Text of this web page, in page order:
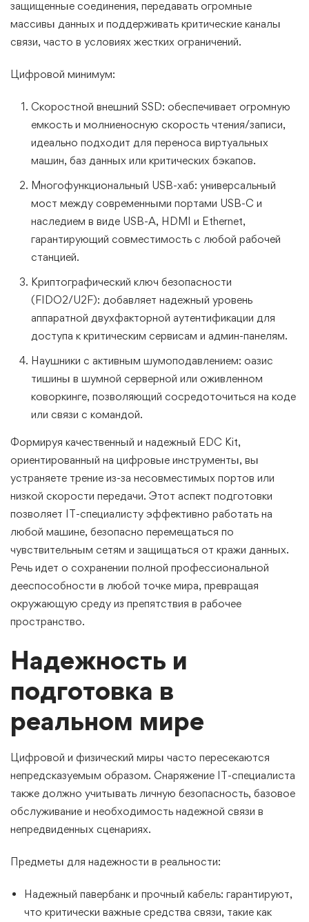
защищенные соединения, передавать огромные
массивы данных и поддерживать критические каналы
связи, часто в условиях жестких ограничений.
Цифровой минимум:
Скоростной внешний SSD: обеспечивает огромную
емкость и молниеносную скорость чтения/записи,
идеально подходит для переноса виртуальных
машин, баз данных или критических бэкапов.
Многофункциональный USB-хаб: универсальный
мост между современными портами USB-C и
наследием в виде USB-A, HDMI и Ethernet,
гарантирующий совместимость с любой рабочей
станцией.
Криптографический ключ безопасности
(FIDO2/U2F): добавляет надежный уровень
аппаратной двухфакторной аутентификации для
доступа к критическим сервисам и админ-панелям.
Наушники с активным шумоподавлением: оазис
тишины в шумной серверной или оживленном
коворкинге, позволяющий сосредоточиться на коде
или связи с командой.
Формируя качественный и надежный EDC Kit,
ориентированный на цифровые инструменты, вы
устраняете трение из-за несовместимых портов или
низкой скорости передачи. Этот аспект подготовки
позволяет IT-специалисту эффективно работать на
любой машине, безопасно перемещаться по
чувствительным сетям и защищаться от кражи данных.
Речь идет о сохранении полной профессиональной
дееспособности в любой точке мира, превращая
окружающую среду из препятствия в рабочее
пространство.
Надежность и
подготовка в
реальном мире
Цифровой и физический миры часто пересекаются
непредсказуемым образом. Снаряжение IT-специалиста
также должно учитывать личную безопасность, базовое
обслуживание и необходимость надежной связи в
непредвиденных сценариях.
Предметы для надежности в реальности:
Надежный павербанк и прочный кабель: гарантируют,
что критически важные средства связи, такие как